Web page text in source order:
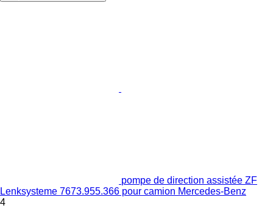
pompe de direction assistée ZF
Lenksysteme 7673.955.366 pour camion Mercedes-Benz
4